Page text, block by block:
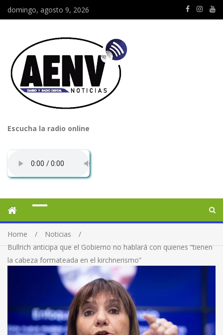
domingo, agosto 9, 2026
Escucha la radio online
Home
Noticias
Bullrich anticipa que el Gobierno no hablará con quienes “tienen
la cabeza formateada en el kirchnerismo”